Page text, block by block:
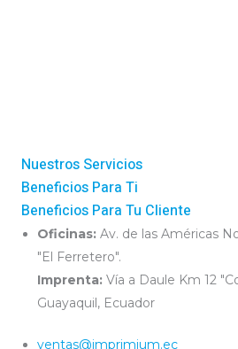
Nuestros Servicios
Beneficios Para Ti
Beneficios Para Tu Cliente
Oficinas: Av. de las Américas
"El Ferretero".
Imprenta: Vía a Daule Km 12
Guayaquil, Ecuador
ventas@imprimium.ec